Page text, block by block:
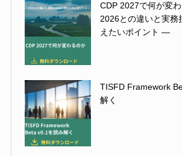
CDP 2027で何が変
2026との違いと実務
えたいポイント ―
TISFD Framework
解く